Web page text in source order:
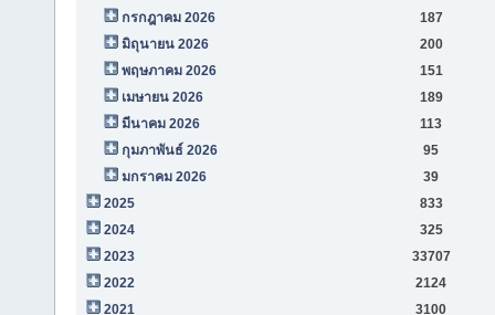
กรกฎาคม 2026
187
มิถุนายน 2026
200
พฤษภาคม 2026
151
เมษายน 2026
189
มีนาคม 2026
113
กุมภาพันธ์ 2026
95
มกราคม 2026
39
2025
833
2024
325
2023
33707
2022
2124
2021
3100